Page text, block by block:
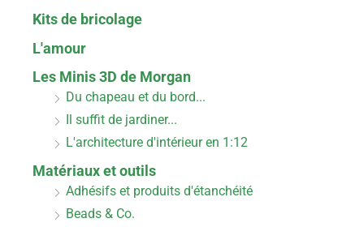
Kits de bricolage
L'amour
Les Minis 3D de Morgan
Du chapeau et du bord...
Il suffit de jardiner...
L'architecture d'intérieur en 1:12
Matériaux et outils
Adhésifs et produits d'étanchéité
Beads & Co.